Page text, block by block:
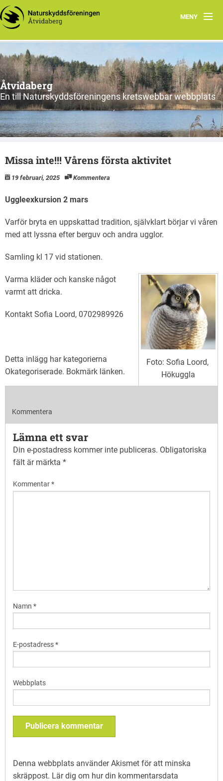
MENY
Hem
Föreningens lokala arbete
Åtvidaberg
En till Naturskyddsföreningens kretswebbar webbplats
Missa inte!!! Vårens första aktivitet
19 februari, 2025 Kommentera
Uggleexkursion 2 mars
Varför bryta en uppskattad tradition, självklart börjar vi våren
med att lyssna efter berguv och andra ugglor.
Samling kl 17 vid stationen.
Foto: Sofia Loord,
Hökuggla
Varma kläder och kanske något
varmt att dricka.
Kontakt Sofia Loord, 0702989926
Detta inlägg har kategorierna
Okategoriserade. Bokmärk länken.
Kommentera
Lämna ett svar
Din e-postadress kommer inte publiceras. Obligatoriska
fält är märkta *
Kommentar*
Namn *
E-postadress*
Webbplats
Denna webbplats använder Akismet för att minska
skräppost. Lär dig om hur din kommentarsdata